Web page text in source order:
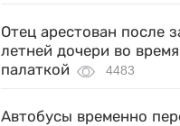
Отец арестован после
летней дочери во
палаткой
4483
Автобусы временно